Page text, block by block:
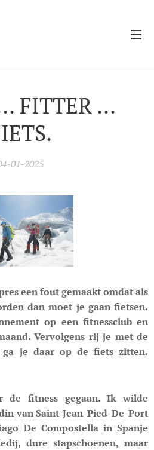
FITTER ...
01-2025
een fout gemaakt omdat als
dan moet je gaan fietsen.
op een fitnessclub en
Vervolgens rij je met de
je daar op de fiets zitten.
fitness gegaan. Ik wilde
van Saint-Jean-Pied-De-Port
De Compostella in Spanje
dure stapschoenen, maar